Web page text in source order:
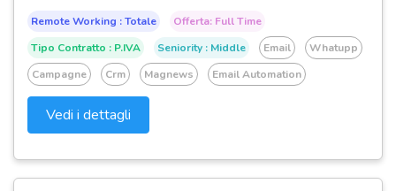
Remote Working : Totale
Offerta: Full Time
Tipo Contratto : P.IVA
Seniority : Middle Email
Whatupp
Campagne
Crm Magnews Email Automation
Vedi i dettagli